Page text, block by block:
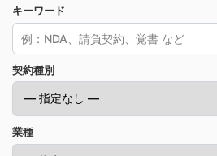
キーワード
契約種別
業種